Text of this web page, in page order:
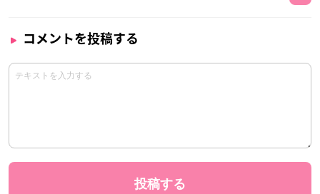
コメントを投稿する